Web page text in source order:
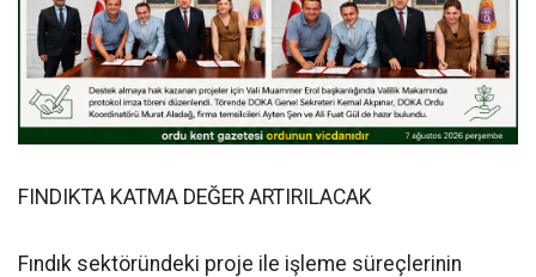
FINDIKTA KATMA DEĞER ARTIRILACAK
Fındık sektöründeki proje ile işleme süreçlerinin